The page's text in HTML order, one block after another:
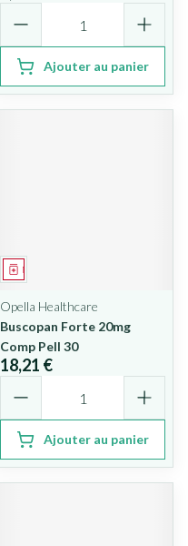
Ajouter au panier
Médicament
Opella Healthcare
Buscopan Forte 20mg
Comp Pell 30
18,21 €
Ajouter au panier